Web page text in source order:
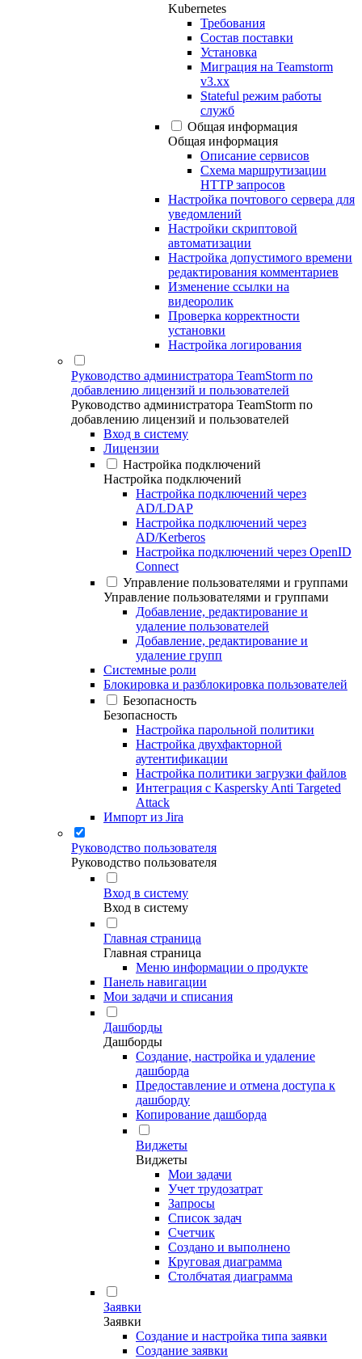
Kubernetes
Требования
Состав поставки
Установка
Миграция на Teamstorm
v3.xx
Stateful режим работы
служб
Общая информация
Общая информация
Описание сервисов
Схема маршрутизации
HTTP запросов
Настройка почтового сервера для
уведомлений
Настройки скриптовой
автоматизации
Настройка допустимого времени
редактирования комментариев
Изменение ссылки на
видеоролик
Проверка корректности
установки
Настройка логирования
Руководство администратора TeamStorm по
добавлению лицензий и пользователей
Руководство администратора TeamStorm по
добавлению лицензий и пользователей
Вход в систему
Лицензии
Настройка подключений
Настройка подключений
Настройка подключений через
AD/LDAP
Настройка подключений через
AD/Kerberos
Настройка подключений через OpenID
Connect
Управление пользователями и группами
Управление пользователями и группами
Добавление, редактирование и
удаление пользователей
Добавление, редактирование и
удаление групп
Системные роли
Блокировка и разблокировка пользователей
Безопасность
Безопасность
Настройка парольной политики
Настройка двухфакторной
аутентификации
Настройка политики загрузки файлов
Интеграция с Kaspersky Anti Targeted
Attack
Импорт из Jira
Руководство пользователя
Руководство пользователя
Вход в систему
Вход в систему
Главная страница
Главная страница
Меню информации о продукте
Панель навигации
Мои задачи и списания
Дашборды
Дашборды
Создание, настройка и удаление
дашборда
Предоставление и отмена доступа к
дашборду
Копирование дашборда
Виджеты
Виджеты
Мои задачи
Учет трудозатрат
Запросы
Список задач
Счетчик
Создано и выполнено
Круговая диаграмма
Столбчатая диаграмма
Заявки
Заявки
Создание и настройка типа заявки
Создание заявки